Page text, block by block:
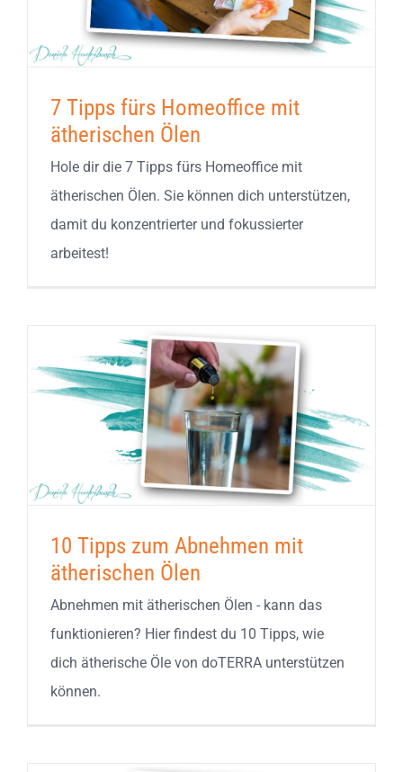
7 Tipps fürs Homeoffice mit
ätherischen Ölen
Hole dir die 7 Tipps fürs Homeoffice mit
ätherischen Ölen. Sie können dich unterstützen,
damit du konzentrierter und fokussierter
arbeitest!
10 Tipps zum Abnehmen mit
ätherischen Ölen
Abnehmen mit ätherischen Ölen - kann das
funktionieren? Hier findest du 10 Tipps, wie
dich ätherische Öle von doTERRA unterstützen
können.